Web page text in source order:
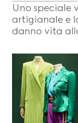
Uno speciale
artigianale e
danno vita